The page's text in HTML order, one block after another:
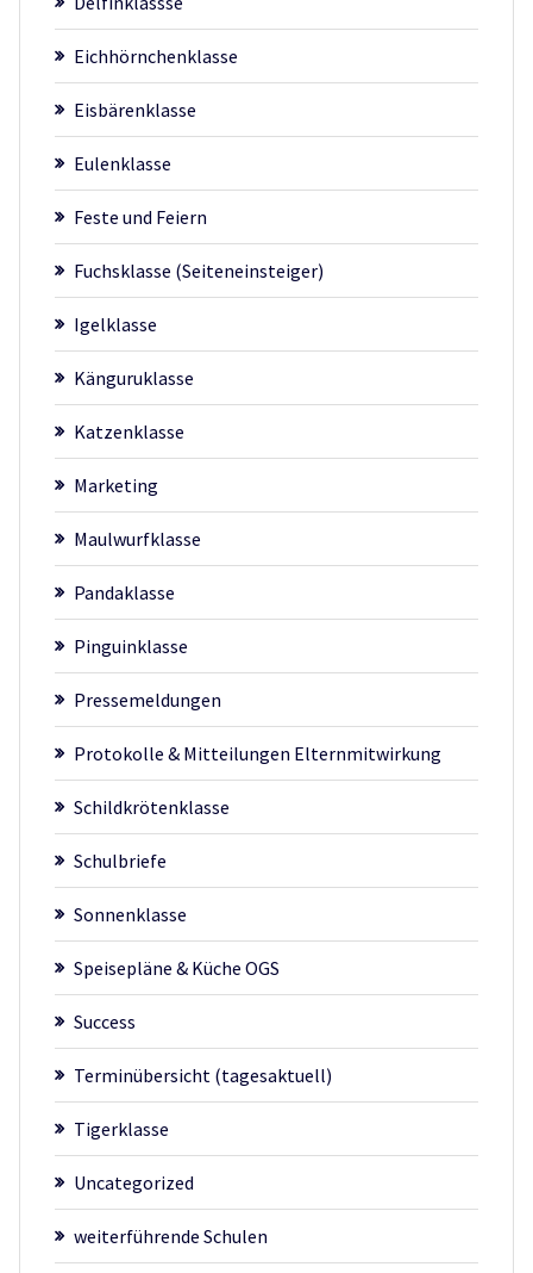
Eichhörnchenklasse
Eisbärenklasse
Eulenklasse
Feste und Feiern
Fuchsklasse (Seiteneinsteiger)
Igelklasse
Känguruklasse
Katzenklasse
Marketing
Maulwurfklasse
Pandaklasse
Pinguinklasse
Pressemeldungen
Protokolle & Mitteilungen Elternmitwirkung
Schildkrötenklasse
Schulbriefe
Sonnenklasse
Speisepläne & Küche OGS
Success
Terminübersicht (tagesaktuell)
Tigerklasse
Uncategorized
weiterführende Schulen